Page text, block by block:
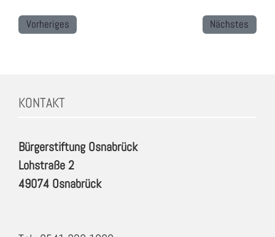
Vorheriges Nächstes
KONTAKT
Bürgerstiftung Osnabrück
Lohstraße 2
49074 Osnabrück